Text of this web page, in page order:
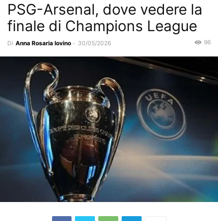
PSG-Arsenal, dove vedere la
finale di Champions League
Di Anna Rosaria Iovino - 30/05/2026 96